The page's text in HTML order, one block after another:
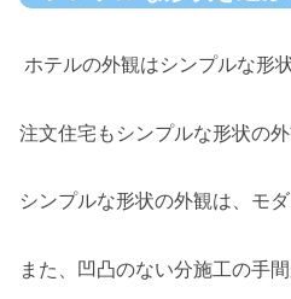
ホテルの外観はシンプルな形
注文住宅もシンプルな形状の
シンプルな形状の外観は、モ
また、凹凸のない分施工の手